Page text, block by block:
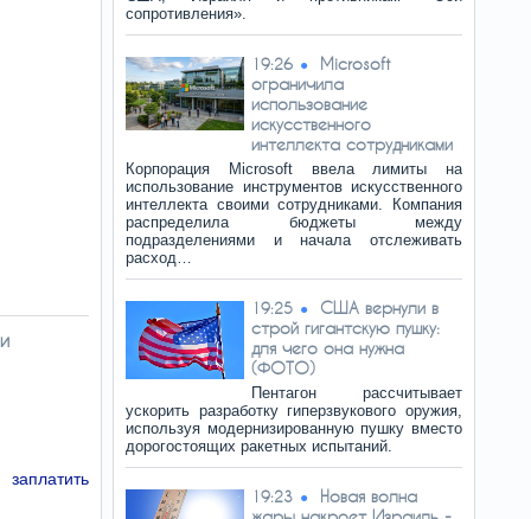
сопротивления».
19:26
Microsoft
ограничила
использование
искусственного
интеллекта сотрудниками
Корпорация Microsoft ввела лимиты на
использование инструментов искусственного
интеллекта своими сотрудниками. Компания
распределила бюджеты между
подразделениями и начала отслеживать
расход…
19:25
США вернули в
строй гигантскую пушку:
для чего она нужна
(ФОТО)
Пентагон рассчитывает
ускорить разработку гиперзвукового оружия,
используя модернизированную пушку вместо
дорогостоящих ракетных испытаний.
19:23
Новая волна